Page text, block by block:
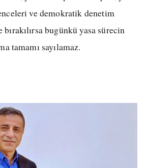
ve demokratik denetim
bugünkü yasa sürecin
tamamı sayılamaz.